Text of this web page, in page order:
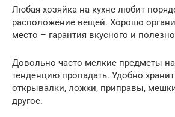
Любая хозяйка на кухне любит
расположение вещей. Хорошо
место – гарантия вкусного и
Довольно часто мелкие предметы
тенденцию пропадать. Удобно
открывалки, ложки, приправы,
другое.